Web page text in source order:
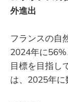
外進出
フランスの自
2024年に56%
目標を目指し
は、2025年に